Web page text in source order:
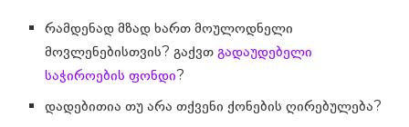
რამდენად მზად ხართ მოულოდნელი
მოვლენებისთვის? გაქვთგადაუდებელი
საჭიროების ფონდი?
დადებითია თუ არა თქვენი ქონების ღირებულება?